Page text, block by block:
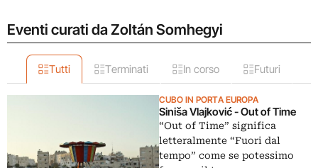
Eventi curati da Zoltán Somhegyi
Tutti Terminati In corso Futuri
CUBO IN PORTA EUROPA
Siniša Vlajković - Out of Time
“Out of Time” significa
letteralmente “Fuori dal
tempo” come se potessimo